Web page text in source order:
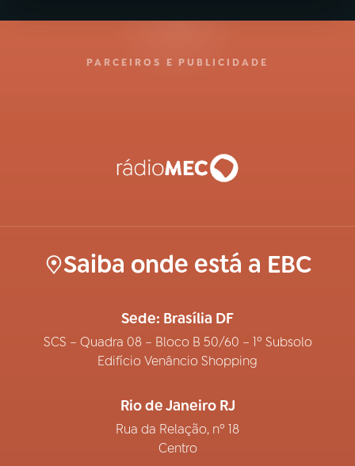
PARCEIROS E PUBLICIDADE
Saiba onde está a EBC
Sede: Brasília DF
SCS – Quadra 08 – Bloco B 50/60 – 1º Subsolo
Edifício Venâncio Shopping
Rio de Janeiro RJ
Rua da Relação, nº 18
Centro